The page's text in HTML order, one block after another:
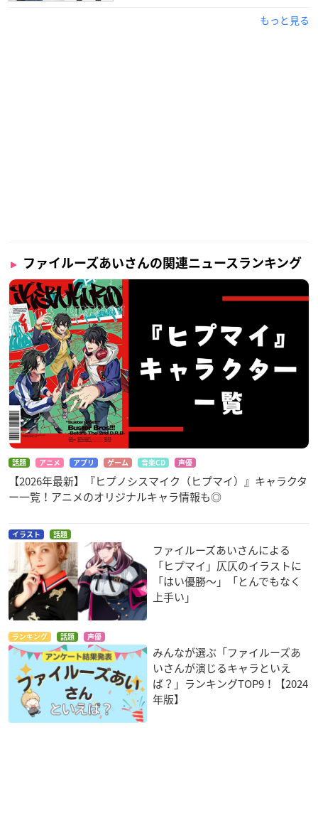
もっと見る
ファイルーズあいさんの関連ニュースランキング
話題 アニメ アプリ ゲーム 音楽CD 声優
【2026年最新】『ヒプノシスマイク（ヒプマイ）』キャラクタ
ー一覧！アニメのオリジナルキャラ情報も◎
イラスト 話題
ファイルーズあいさんによる
「ヒプマイ」仄仄のイラストに
「はい優勝〜」「とんでもなく
上手い」
ランキング 話題 声優
みんなが選ぶ「ファイルーズあ
いさんが演じるキャラといえ
ば？」ランキングTOP9！【2024
年版】